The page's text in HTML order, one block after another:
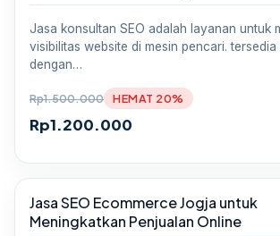
Jasa konsultan SEO adalah layanan untuk
visibilitas website di mesin pencari.
dengan…
Rp1.500.000
Rp1.200.000
HEMAT 20%
Sale
Jasa SEO Ecommerce Jogja untuk
Meningkatkan Penjualan Online